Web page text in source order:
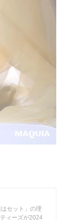
セット」の理
ィーズが2024